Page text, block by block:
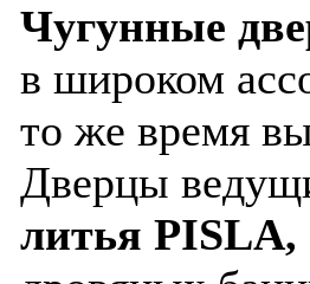
Чугунные
в широком
то же время
Дверцы
литья